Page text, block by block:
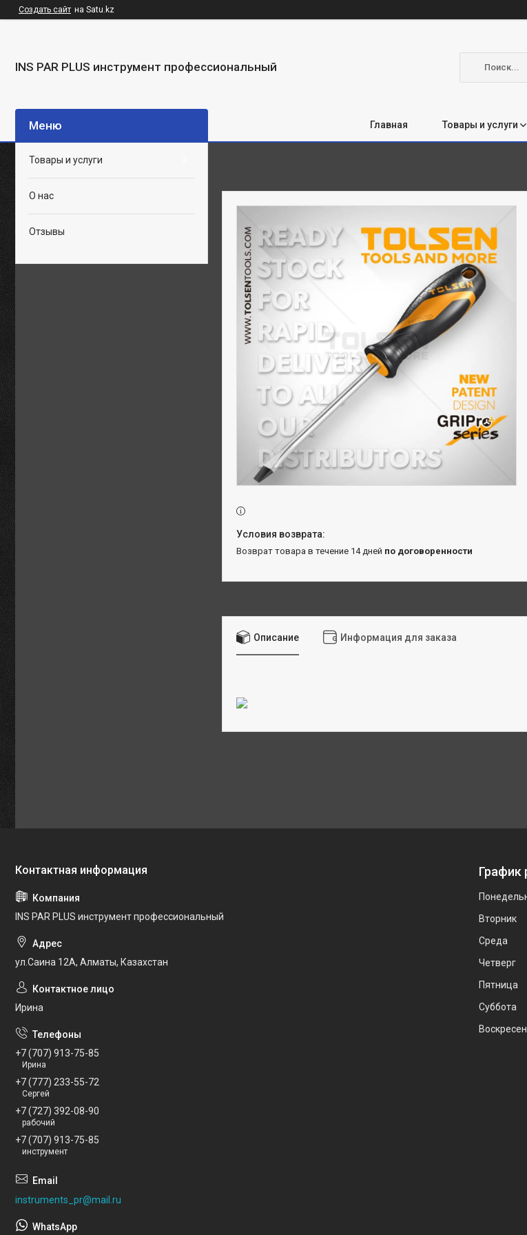
Создать сайт на Satu.kz
INS PAR PLUS инструмент профессиональный
Главная Товары и услуги
возврат товара в течение 14 дней по договоренности
Описание Информация для заказа
Товары и услуги
О нас
Отзывы
INS PAR PLUS инструмент профессиональный
ул.Саина 12А, Алматы, Казахстан
Ирина
+7 (707) 913-75-85
Ирина
+7 (777) 233-55-72
Сергей
+7 (727) 392-08-90
рабочий
+7 (707) 913-75-85
инструмент
instruments_pr@mail.ru
График
Вторник
Среда
Четверг
Пятница
Суббота